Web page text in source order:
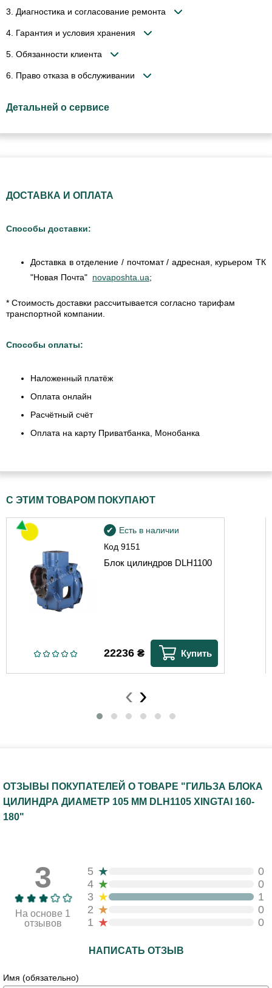
3. Диагностика и согласование ремонта
4. Гарантия и условия хранения
5. Обязанности клиента
6. Право отказа в обслуживании
Детальней о сервисе
ДОСТАВКА И ОПЛАТА
Способы доставки:
Доставка в отделение / почтомат / адресная, курьером ТК
"Новая Почта" novaposhta.ua;
* Стоимость доставки рассчитывается согласно тарифам
транспортной компании.
Способы оплаты:
Наложенный платёж
Оплата онлайн
Расчётный счёт
Оплата на карту Приватбанка, Монобанка
С ЭТИМ ТОВАРОМ ПОКУПАЮТ
Код 9151
Есть в наличии
Блок цилиндров DLH1100
22236 ₴ Купить
‹ ›
ОТЗЫВЫ ПОКУПАТЕЛЕЙ О ТОВАРЕ "ГИЛЬЗА БЛОКА
ЦИЛИНДРА ДИАМЕТР 105 ММ DLH1105 XINGTAI 160-
180"
3
На основе 1
отзывов
5 ★
0
4 ★
0
3 ★
1
2 ★
0
1 ★ 0
НАПИСАТЬ ОТЗЫВ
Имя (обязательно)